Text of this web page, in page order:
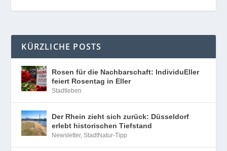
KÜRZLICHE POSTS
Rosen für die Nachbarschaft: IndividuEller
feiert Rosentag in Eller
Stadtleben
Der Rhein zieht sich zurück: Düsseldorf
erlebt historischen Tiefstand
Newsletter,StadtNatur-Tipp